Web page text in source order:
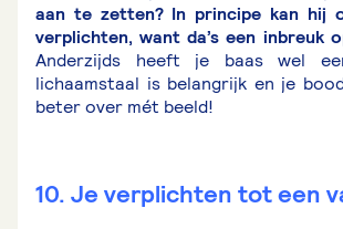
aan te zetten? In principe kan hij
verplichten, want da’s een inbreuk
Anderzijds heeft je baas wel
lichaamstaal is belangrijk en je
beter over mét beeld!
10. Je verplichten tot een